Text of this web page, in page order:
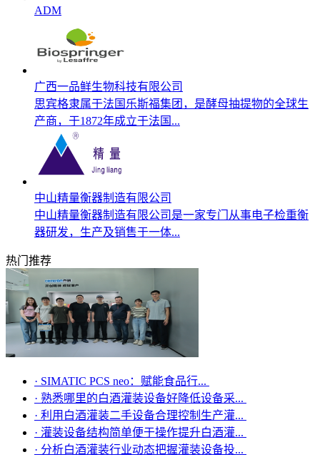
ADM
广西一品鲜生物科技有限公司
思宾格隶属于法国乐斯福集团，是酵母抽提物的全球生
产商，于1872年成立于法国...
中山精量衡器制造有限公司
中山精量衡器制造有限公司是一家专门从事电子检重衡
器研发，生产及销售于一体...
热门推荐
· SIMATIC PCS neo：赋能食品行...
· 熟悉哪里的白酒灌装设备好降低设备采...
· 利用白酒灌装二手设备合理控制生产灌...
· 灌装设备结构简单便于操作提升白酒灌...
· 分析白酒灌装行业动态把握灌装设备投...